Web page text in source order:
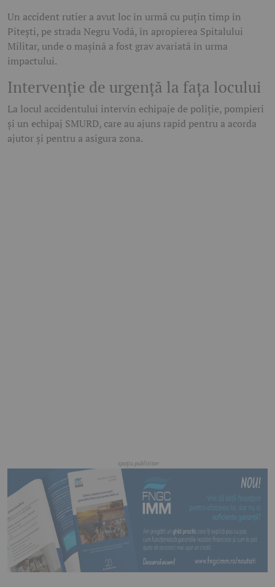
Un accident rutier a avut loc în urmă cu puțin timp în
Pitești, pe strada Negru Vodă, în apropierea Spitalului
Militar, unde o mașină a fost grav avariată în urma
impactului.
Intervenție de urgență la fața locului
La locul accidentului intervin echipaje de poliție, pompieri
și un echipaj SMURD, care au ajuns rapid pentru a acorda
ajutor și pentru a asigura zona.